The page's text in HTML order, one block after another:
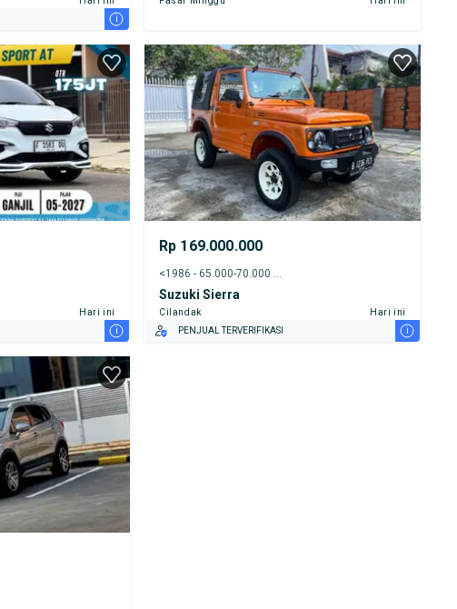
i
Hari ini
i
Rp 169.000.000
Suzuki Sierra
Cilandak
Hari ini
PENJUAL TERVERIFIKASI
i